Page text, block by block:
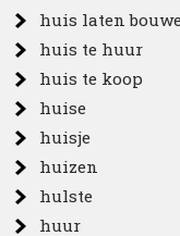
huis laten
huis te huur
huis te koop
huise
huisje
huizen
hulste
huur